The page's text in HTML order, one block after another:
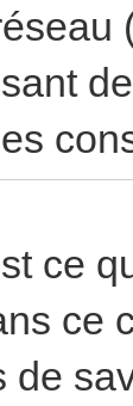
ce
ce
de